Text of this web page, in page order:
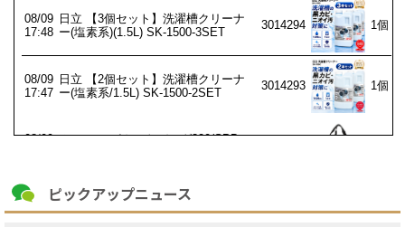
ピックアップニュース